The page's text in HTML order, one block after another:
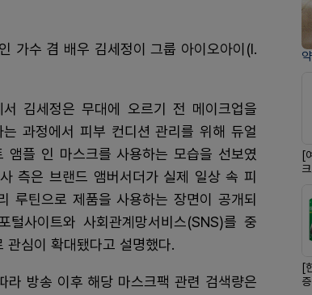
가수 겸 배우 김세정이 그룹 아이오아이(I.
서 김세정은 무대에 오르기 전 메이크업을
는 과정에서 피부 컨디션 관리를 위해 듀얼
앰플 인 마스크를 사용하는 모습을 선보였
측은 브랜드 앰버서더가 실제 일상 속 피
루틴으로 제품을 사용하는 장면이 공개되
털사이트와 사회관계망서비스(SNS)를 중
관심이 확대됐다고 설명했다.
라 방송 이후 해당 마스크팩 관련 검색량은
[
[